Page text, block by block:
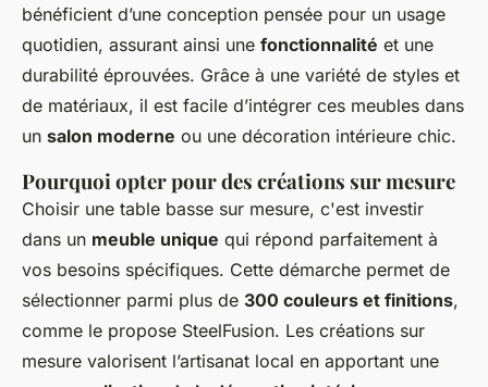
bénéficient d’une conception pensée pour un usage
quotidien, assurant ainsi une fonctionnalité et une
durabilité éprouvées. Grâce à une variété de styles et
de matériaux, il est facile d’intégrer ces meubles dans
un salon moderne ou une décoration intérieure chic.
Pourquoi opter pour des créations sur mesure
Choisir une table basse sur mesure, c'est investir
dans un meuble unique qui répond parfaitement à
vos besoins spécifiques. Cette démarche permet de
sélectionner parmi plus de 300 couleurs et finitions,
comme le propose SteelFusion. Les créations sur
mesure valorisent l’artisanat local en apportant une